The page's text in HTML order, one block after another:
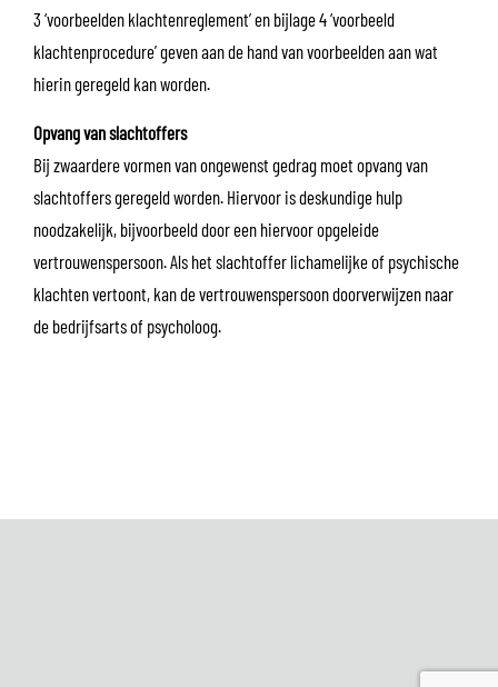
3 ‘voorbeelden klachtenreglement’ en bijlage 4 ‘voorbeeld
klachtenprocedure’ geven aan de hand van voorbeelden aan wat
hierin geregeld kan worden.
Opvang van slachtoffers
Bij zwaardere vormen van ongewenst gedrag moet opvang van
slachtoffers geregeld worden. Hiervoor is deskundige hulp
noodzakelijk, bijvoorbeeld door een hiervoor opgeleide
vertrouwenspersoon. Als het slachtoffer lichamelijke of psychische
klachten vertoont, kan de vertrouwenspersoon doorverwijzen naar
de bedrijfsarts of psycholoog.